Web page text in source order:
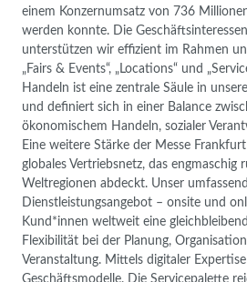
einem Konzernumsatz von 736
werden konnte. Die
unterstützen wir effizient im Rahmen
„Fairs & Events“, „Locations“ und
Handeln ist eine zentrale Säule in
und definiert sich in einer Balance
ökonomischem Handeln, sozialer
Eine weitere Stärke der Messe
globales Vertriebsnetz, das engmaschig
Weltregionen abdeckt. Unser
Dienstleistungsangebot – onsite und
Kund*innen weltweit eine
Flexibilität bei der Planung,
Veranstaltung. Mittels digitaler
Geschäftsmodelle. Die Servicepalette